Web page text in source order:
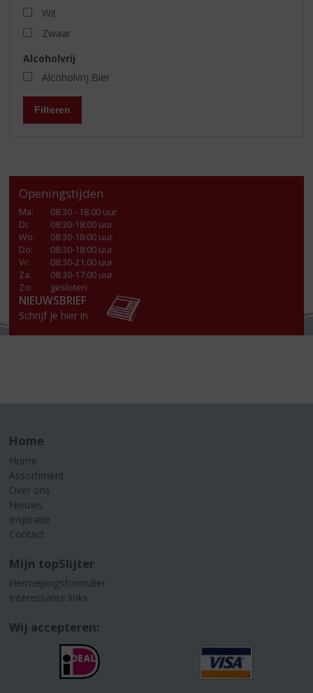
Wit
Zwaar
Alcoholvrij
Alcoholvrij Bier
Filteren
Openingstijden
Ma:
08.30 - 18.00 uur
Di:
08:30-18:00 uur
Wo:
08:30-18:00 uur
Do:
08:30-18:00 uur
Vr:
08:30-21:00 uur
Za:
08:30-17:00 uur
Zo:
gesloten
NIEUWSBRIEF
Schrijf je hier in
Home
Home
Assortiment
Over ons
Nieuws
Inspiratie
Contact
Mijn topSlijter
Herroepingsformulier
Interessante links
Wij accepteren: